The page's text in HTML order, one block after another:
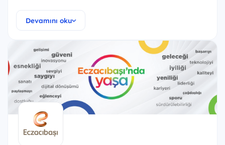
Eczacıbaşılı liderlere proje sunumu yapma fırsatı.
Kimler başvurabilir?
Üniversite 3. ya da 4. lisans veya yüksek lisans
öğrencisiysen,
İyi seviyede İngilizce biliyorsan,
Ar-Ge alanına ilgin varsa ve bu alanda bir kariyer
hedefliyorsan,
Devamını oku